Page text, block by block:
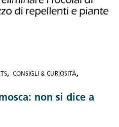
, CONSIGLI & CURIOSITÀ,
non si dice a